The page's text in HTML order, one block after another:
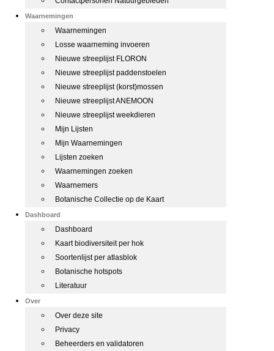
Waarnemingen
Waarnemingen
Losse waarneming invoeren
Nieuwe streeplijst FLORON
Nieuwe streeplijst paddenstoelen
Nieuwe streeplijst (korst)mossen
Nieuwe streeplijst ANEMOON
Nieuwe streeplijst weekdieren
Mijn Lijsten
Mijn Waarnemingen
Lijsten zoeken
Waarnemingen zoeken
Waarnemers
Botanische Collectie op de Kaart
Dashboard
Dashboard
Kaart biodiversiteit per hok
Soortenlijst per atlasblok
Botanische hotspots
Literatuur
Over
Over deze site
Privacy
Beheerders en validatoren